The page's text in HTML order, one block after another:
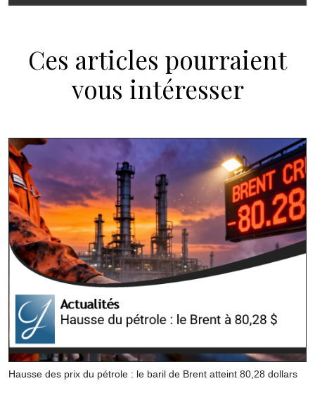
Ces articles pourraient
vous intéresser
Hausse des prix du pétrole : le baril de Brent atteint 80,28 dollars